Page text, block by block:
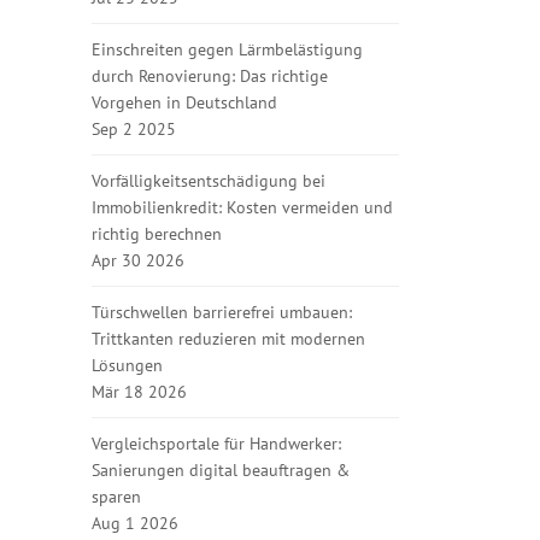
Einschreiten gegen Lärmbelästigung
durch Renovierung: Das richtige
Vorgehen in Deutschland
Sep 2 2025
Vorfälligkeitsentschädigung bei
Immobilienkredit: Kosten vermeiden und
richtig berechnen
Apr 30 2026
Türschwellen barrierefrei umbauen:
Trittkanten reduzieren mit modernen
Lösungen
Mär 18 2026
Vergleichsportale für Handwerker:
Sanierungen digital beauftragen &
sparen
Aug 1 2026